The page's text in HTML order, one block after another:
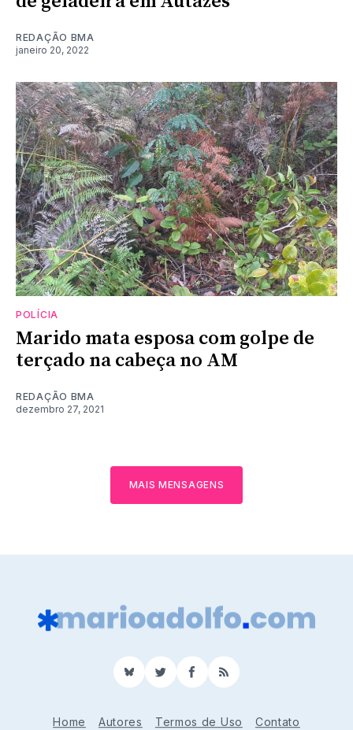
REDAÇÃO BMA
janeiro 20, 2022
POLÍCIA
Marido mata esposa com golpe de
terçado na cabeça no AM
REDAÇÃO BMA
dezembro 27, 2021
MAIS MENSAGENS
BlueSkyTwitterFacebook
RSS
Home Autores Termos de Uso Contato